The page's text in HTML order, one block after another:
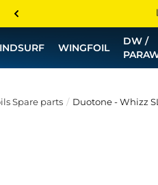
WINGFOIL
DW /
Spare parts Duotone - Whizz